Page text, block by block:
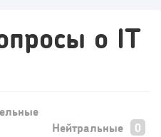
о IT
Нейтральные